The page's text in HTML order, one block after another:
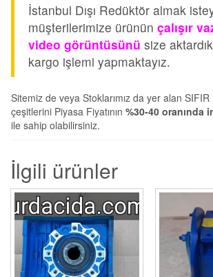
İstanbul Dışı Redüktör almak
müşterilerimize ürünün çalışır
video görüntüsünü size
kargo işlemi yapmaktayız.
Sitemiz de veya Stoklarımız da yer alan
çeşitlerini Piyasa Fiyatının %30-40 oranında
ile sahip olabilirsiniz.
İlgili ürünler